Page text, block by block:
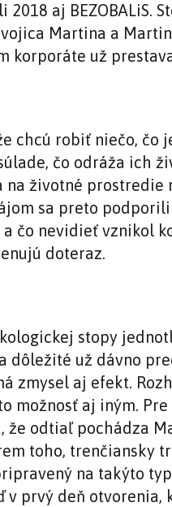
2018 aj BEZOBALiS.
Martina a
korporáte už
chcú robiť niečo, čo
čo odráža ich
na životné prostredie
sa preto
a čo nevidieť vznikol
doteraz.
stopy
dôležité už dávno
zmysel aj efekt.
možnosť aj iným.
že odtiaľ pochádza
toho, trenčiansky
na takýto
v prvý deň otvorenia,